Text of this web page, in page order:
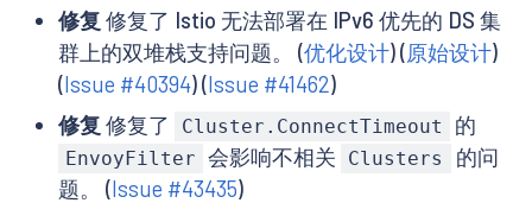
修复 修复了 Istio 无法部署在 IPv6 优先的 DS 集
群上的双堆栈支持问题。 (优化设计) (原始设计)
(Issue #40394) (Issue #41462)
修复 修复了 Cluster.ConnectTimeout 的
EnvoyFilter 会影响不相关 Clusters
的问
题。 (Issue #43435)